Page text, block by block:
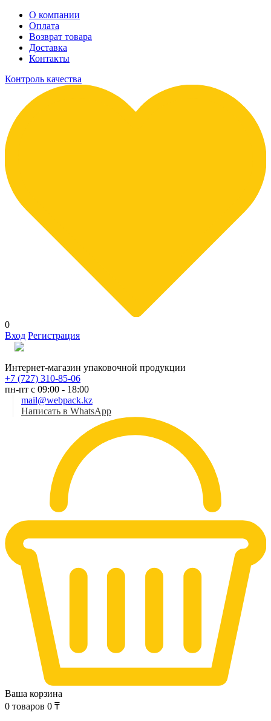
О компании
Оплата
Возврат товара
Доставка
Контакты
Контроль качества
0
Вход Регистрация
Интернет-магазин упаковочной продукции
+7 (727) 310-85-06
пн-пт с 09:00 - 18:00
mail@webpack.kz
Написать в WhatsApp
Ваша корзина
0 товаров 0 ₸